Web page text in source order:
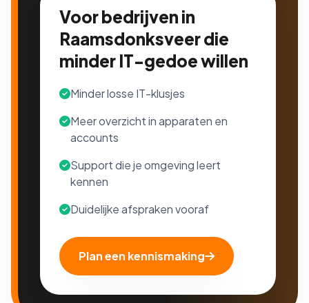
Voor bedrijven in
Raamsdonksveer die
minder IT-gedoe willen
Minder losse IT-klusjes
Meer overzicht in apparaten en
accounts
Support die je omgeving leert
kennen
Duidelijke afspraken vooraf
Plan een kennismaking